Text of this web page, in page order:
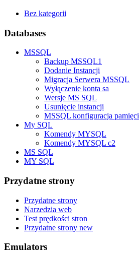
Bez kategorii
Databases
MSSQL
Backup MSSQL1
Dodanie Instancji
Migracja Serwera MSSQL
Wyłączenie konta sa
Wersje MS SQL
Usunięcie instancji
MSSQL konfiguracja pamięci
My SQL
Komendy MYSQL
Komendy MYSQL c2
MS SQL
MY SQL
Przydatne strony
Przydatne strony
Narzedzia web
Test prędkości stron
Przydatne strony new
Emulators